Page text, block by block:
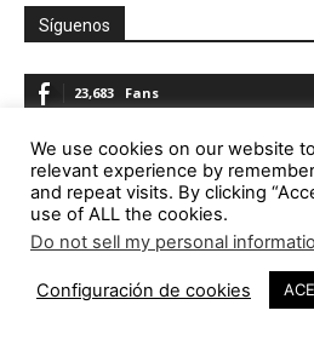
Síguenos
23,683 Fans
5,321 Seguidores
1,844 Seguidores
23,782 Seguidores
We use cookies on our website
relevant experience by
and repeat visits. By clicking
use of ALL the cookies.
Do not sell my personal
Configuración de cookies